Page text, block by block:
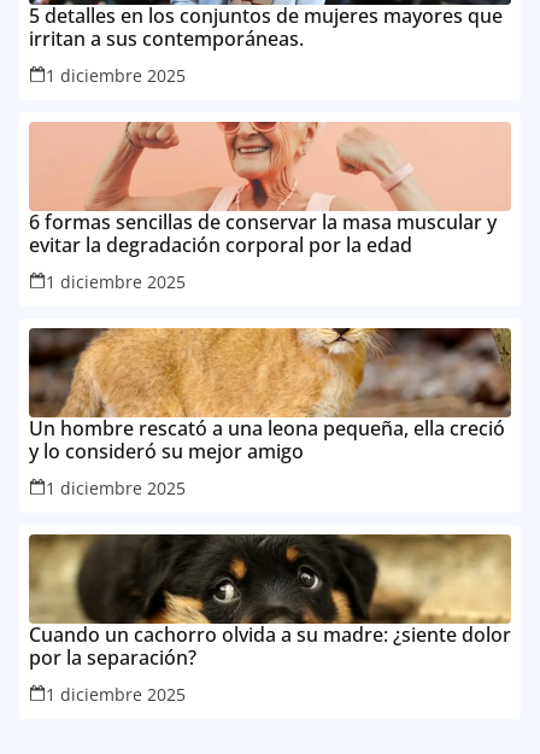
5 detalles en los conjuntos de mujeres mayores que
irritan a sus contemporáneas.
1 diciembre 2025
6 formas sencillas de conservar la masa muscular y
evitar la degradación corporal por la edad
1 diciembre 2025
Un hombre rescató a una leona pequeña, ella creció
y lo consideró su mejor amigo
1 diciembre 2025
Cuando un cachorro olvida a su madre: ¿siente dolor
por la separación?
1 diciembre 2025